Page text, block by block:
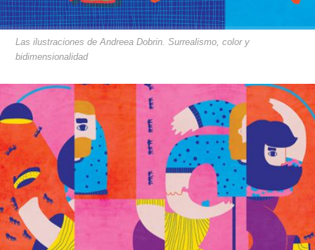
Las ilustraciones de Andreea Dobrin. Surrealismo, color y
bidimensionalidad